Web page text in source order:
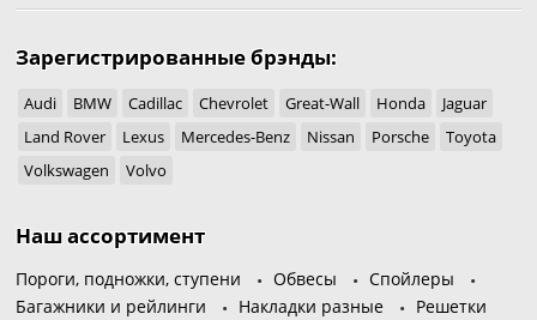
Зарегистрированные брэнды:
Audi BMW Cadillac Chevrolet Great-Wall Honda
Jaguar
Land Rover
Lexus Mercedes-Benz Nissan Porsche
Toyota
Volkswagen
Volvo
Наш ассортимент
Пороги, подножки, ступени Обвесы
Спойлеры
Багажники и рейлинги
Накладки разные
Решетки